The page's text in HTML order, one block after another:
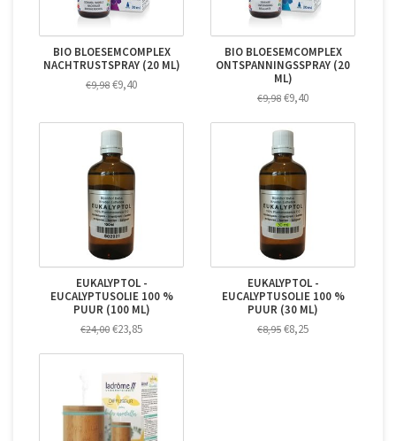
BIO BLOESEMCOMPLEX
NACHTRUSTSPRAY (20 ML)
€9,98 €9,40
BIO BLOESEMCOMPLEX
ONTSPANNINGSSPRAY (20
ML)
€9,98 €9,40
EUKALYPTOL -
EUCALYPTUSOLIE 100 %
PUUR (100 ML)
€24,00 €23,85
EUKALYPTOL -
EUCALYPTUSOLIE 100 %
PUUR (30 ML)
€8,95 €8,25